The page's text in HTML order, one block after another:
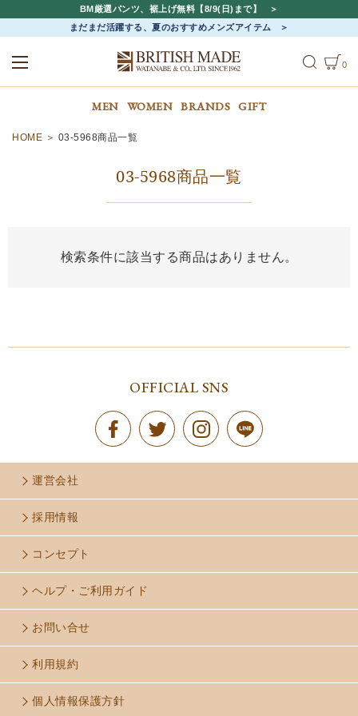
BM厳選パンツ、裾上げ無料【8/9(日)まで】
まだまだ活躍する、夏のおすすめメンズアイテム
0
MEN WOMEN BRANDS GIFT
HOME 03‐5968商品一覧
03‐5968商品一覧
検索条件に該当する商品はありません。
OFFICIAL SNS
運営会社
採用情報
コンセプト
ヘルプ・ご利用ガイド
お問い合せ
利用規約
個人情報保護方針